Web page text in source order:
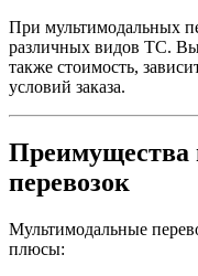
При мультимодальных
различных видов ТС.
также стоимость,
условий заказа.
Преимущества
перевозок
Мультимодальные
плюсы: